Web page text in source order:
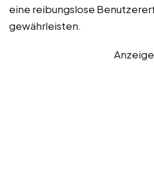
eine reibungslose
gewährleisten.
Anzeige